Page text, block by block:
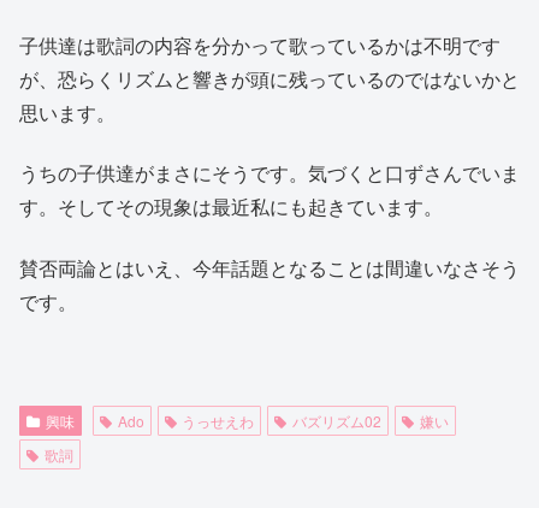
子供達は歌詞の内容を分かって歌っているかは不明です
が、恐らくリズムと響きが頭に残っているのではないかと
思います。
うちの子供達がまさにそうです。気づくと口ずさんでいま
す。そしてその現象は最近私にも起きています。
賛否両論とはいえ、今年話題となることは間違いなさそう
です。
興味 Ado うっせえわ バズリズム02
嫌い
歌詞